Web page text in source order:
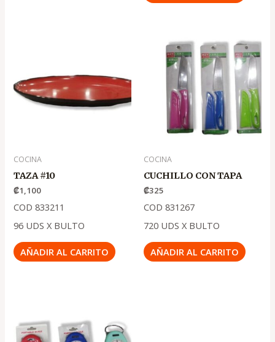
COCINA
TAZA #10
₡1,100
COD 833211
96 UDS X BULTO
AÑADIR AL CARRITO
COCINA
CUCHILLO CON TAPA
₡325
COD 831267
720 UDS X BULTO
AÑADIR AL CARRITO